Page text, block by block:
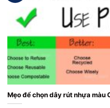
Mẹo để chọn dây rút nhựa màu